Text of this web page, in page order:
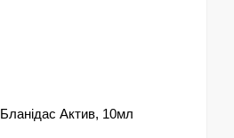
Бланідас Актив, 10мл